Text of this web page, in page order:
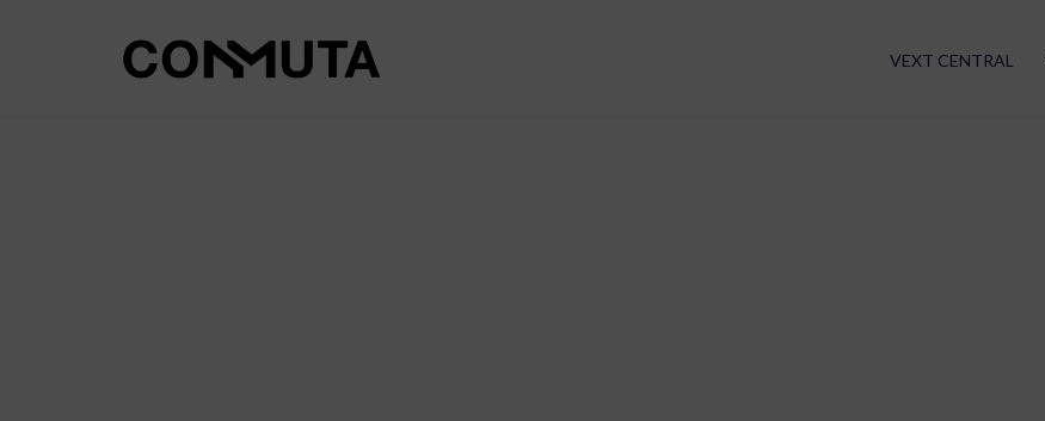
VEXT CENTRAL